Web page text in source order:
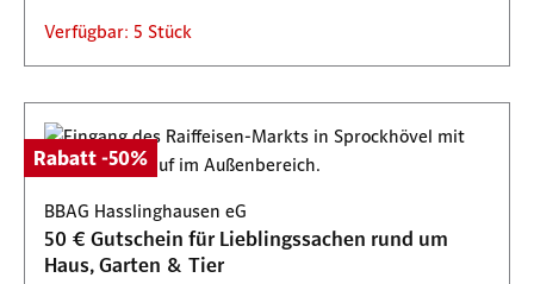
Verfügbar: 5 Stück
Rabatt -50%
BBAG Hasslinghausen eG
50 € Gutschein für Lieblingssachen rund um
Haus, Garten & Tier